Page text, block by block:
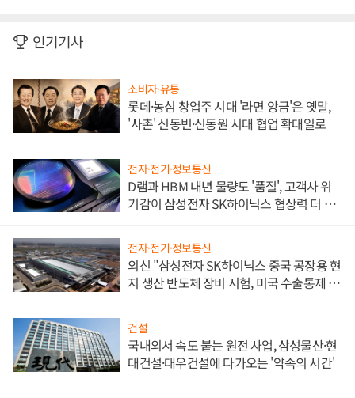
인기기사
소비자·유통
롯데·농심 창업주 시대 '라면 앙금'은 옛말,
'사촌' 신동빈·신동원 시대 협업 확대일로
전자·전기·정보통신
D램과 HBM 내년 물량도 '품절', 고객사 위
기감이 삼성전자 SK하이닉스 협상력 더 키
전자·전기·정보통신
외신 "삼성전자 SK하이닉스 중국 공장용 현
지 생산 반도체 장비 시험, 미국 수출통제 대
건설
국내외서 속도 붙는 원전 사업, 삼성물산·현
대건설·대우건설에 다가오는 '약속의 시간'